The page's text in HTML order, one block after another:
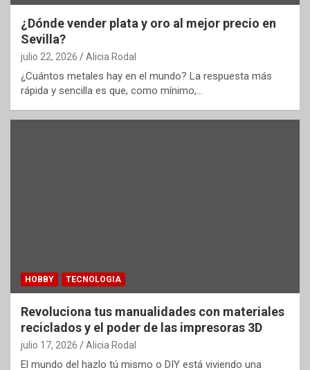
¿Dónde vender plata y oro al mejor precio en
Sevilla?
julio 22, 2026 Alicia Rodal
¿Cuántos metales hay en el mundo? La respuesta más
rápida y sencilla es que, como mínimo,…
HOBBY TECNOLOGIA
Revoluciona tus manualidades con materiales
reciclados y el poder de las impresoras 3D
julio 17, 2026 Alicia Rodal
El mundo del hazlo tú mismo o DIY está viviendo una